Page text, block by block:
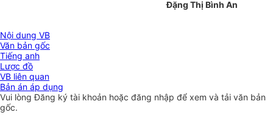
Đặng Thị Bình An
Nội dung VB
Văn bản gốc
Tiếng anh
Lược đồ
VB liên quan
Bản án áp dụng
Vui lòngĐăng ký tài khoản hoặc đăng nhập để xem và tải văn bản
gốc.